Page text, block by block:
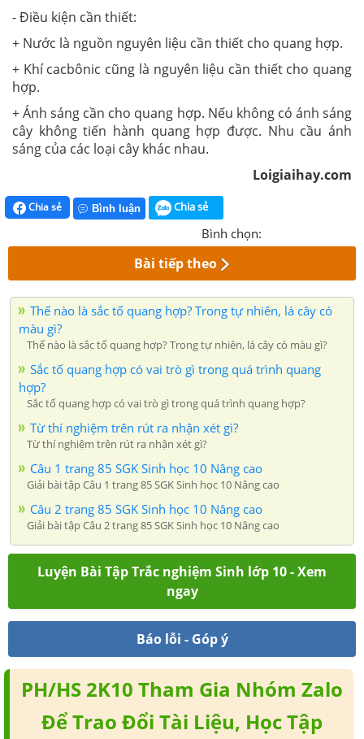
- Điều kiện cần thiết:
+ Nước là nguồn nguyên liệu cần thiết cho quang hợp.
+ Khí cacbônic cũng là nguyên liệu cần thiết cho quang
hợp.
+ Ánh sáng cần cho quang hợp. Nếu không có ánh sáng
cây không tiến hành quang hợp được. Nhu cầu ánh
sáng của các loại cây khác nhau.
Loigiaihay.com
Chia sẻ Bình luận Chia sẻ
Bình chọn:
Bài tiếp theo
Thế nào là sắc tố quang hợp? Trong tự nhiên, lá cây có
màu gì?
Thế nào là sắc tố quang hợp? Trong tự nhiên, lá cây có màu gì?
Sắc tố quang hợp có vai trò gì trong quá trình quang
hợp?
Sắc tố quang hợp có vai trò gì trong quá trình quang hợp?
Từ thí nghiệm trên rút ra nhận xét gì?
Từ thí nghiệm trên rút ra nhận xét gì?
Câu 1 trang 85 SGK Sinh học 10 Nâng cao
Giải bài tập Câu 1 trang 85 SGK Sinh học 10 Nâng cao
Câu 2 trang 85 SGK Sinh học 10 Nâng cao
Giải bài tập Câu 2 trang 85 SGK Sinh học 10 Nâng cao
Luyện Bài Tập Trắc nghiệm Sinh lớp 10 - Xem
ngay
Báo lỗi - Góp ý
PH/HS 2K10 Tham Gia Nhóm Zalo
Để Trao Đổi Tài Liệu, Học Tập